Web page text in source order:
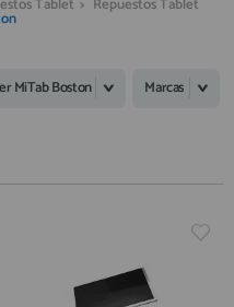
Tablet > Repuestos Tablet
MiTab Boston
Marcas